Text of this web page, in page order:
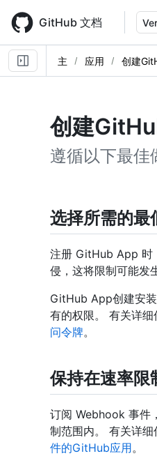
main
content
GitHub 文档
主 应用 创建
创建
遵循以下最佳
选择所需的最
注册 GitHub App 时
侵，这将限制可能发
GitHub App创建安
有的权限。 有关详细
问令牌。
保持在速率限
订阅 Webhook 事件
制范围内。 有关详细
件的GitHub应用。